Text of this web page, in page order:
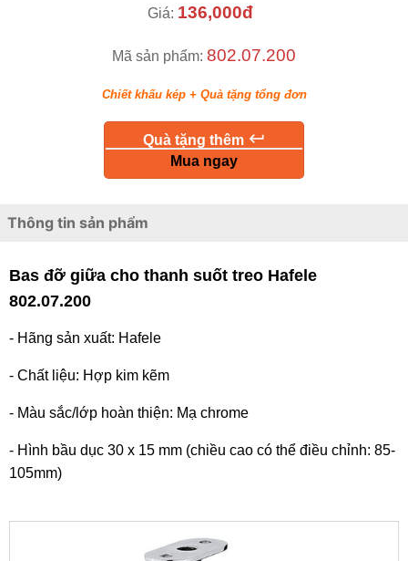
Giá: 136,000đ
Mã sản phẩm: 802.07.200
Chiết khấu kép + Quà tặng tổng đơn
Quà tặng thêm keyboard_return
Mua ngay
Thông tin sản phẩm
Bas đỡ giữa cho thanh suốt treo Hafele
802.07.200
- Hãng sản xuất: Hafele
- Chất liệu: Hợp kim kẽm
- Màu sắc/lớp hoàn thiện: Mạ chrome
- Hình bầu dục 30 x 15 mm (chiều cao có thể điều chỉnh: 85-
105mm)